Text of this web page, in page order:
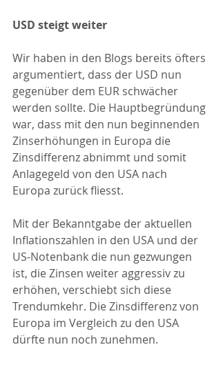
USD steigt weiter
Wir haben in den Blogs bereits öfters
argumentiert, dass der USD nun
gegenüber dem EUR schwächer
werden sollte. Die Hauptbegründung
war, dass mit den nun beginnenden
Zinserhöhungen in Europa die
Zinsdifferenz abnimmt und somit
Anlagegeld von den USA nach
Europa zurück fliesst.
Mit der Bekanntgabe der aktuellen
Inflationszahlen in den USA und der
US-Notenbank die nun gezwungen
ist, die Zinsen weiter aggressiv zu
erhöhen, verschiebt sich diese
Trendumkehr. Die Zinsdifferenz von
Europa im Vergleich zu den USA
dürfte nun noch zunehmen.